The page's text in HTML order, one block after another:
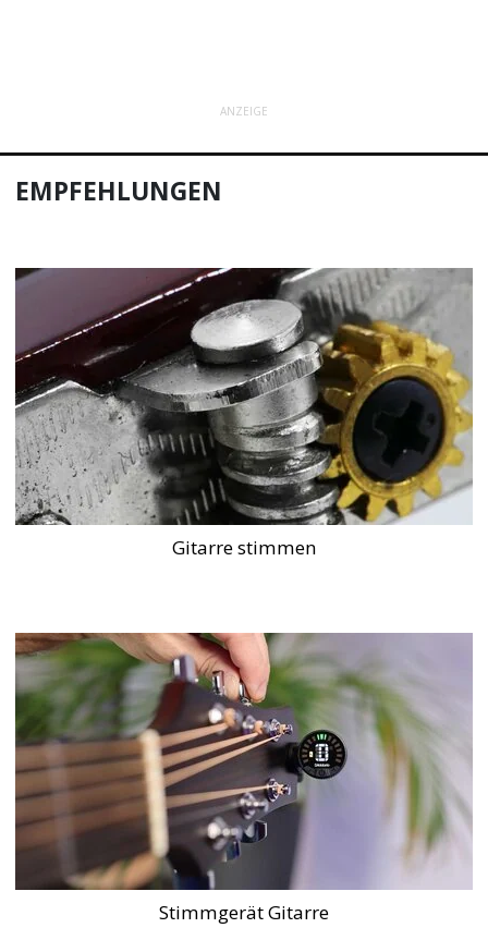
ANZEIGE
EMPFEHLUNGEN
Gitarre stimmen
Stimmgerät Gitarre